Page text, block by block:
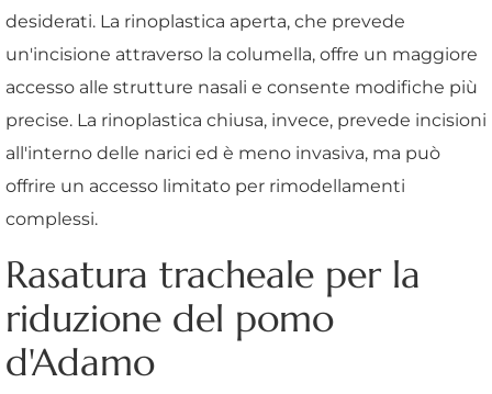
desiderati. La rinoplastica aperta, che prevede
un'incisione attraverso la columella, offre un maggiore
accesso alle strutture nasali e consente modifiche più
precise. La rinoplastica chiusa, invece, prevede incisioni
all'interno delle narici ed è meno invasiva, ma può
offrire un accesso limitato per rimodellamenti
complessi.
Rasatura tracheale per la
riduzione del pomo
d'Adamo